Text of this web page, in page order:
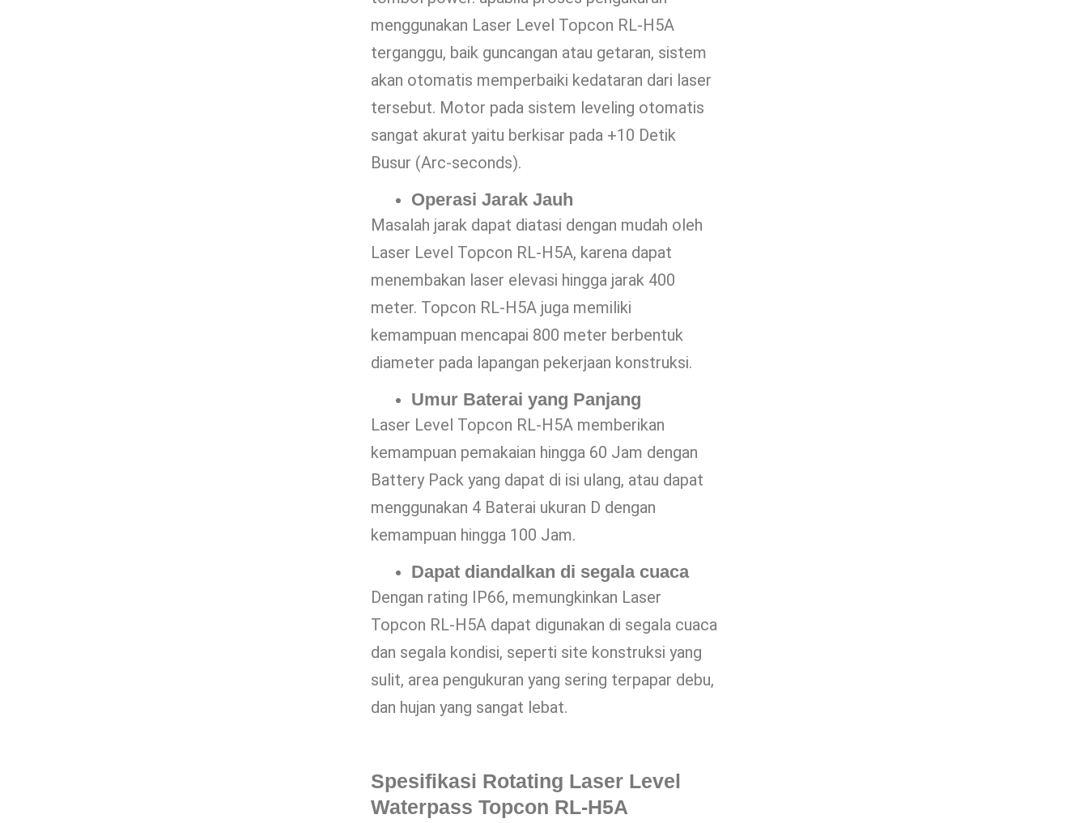
menggunakan Laser Level Topcon RL-H5A
terganggu, baik guncangan atau getaran, sistem
akan otomatis memperbaiki kedataran dari laser
tersebut. Motor pada sistem leveling otomatis
sangat akurat yaitu berkisar pada +10 Detik
Busur (Arc-seconds).
Operasi Jarak Jauh
Masalah jarak dapat diatasi dengan mudah oleh
Laser Level Topcon RL-H5A, karena dapat
menembakan laser elevasi hingga jarak 400
meter. Topcon RL-H5A juga memiliki
kemampuan mencapai 800 meter berbentuk
diameter pada lapangan pekerjaan konstruksi.
Umur Baterai yang Panjang
Laser Level Topcon RL-H5A memberikan
kemampuan pemakaian hingga 60 Jam dengan
Battery Pack yang dapat di isi ulang, atau dapat
menggunakan 4 Baterai ukuran D dengan
kemampuan hingga 100 Jam.
Dapat diandalkan di segala cuaca
Dengan rating IP66, memungkinkan Laser
Topcon RL-H5A dapat digunakan di segala cuaca
dan segala kondisi, seperti site konstruksi yang
sulit, area pengukuran yang sering terpapar debu,
dan hujan yang sangat lebat.
Spesifikasi Rotating Laser Level
Waterpass Topcon RL-H5A